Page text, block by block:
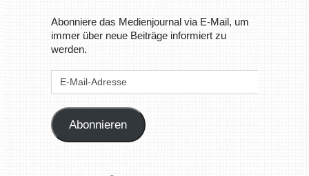
Abonniere das Medienjournal via E-Mail, um
immer über neue Beiträge informiert zu
werden.
Mail-
Abonnieren